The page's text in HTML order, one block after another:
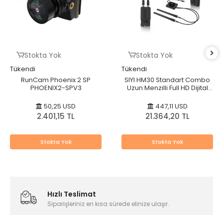
Stokta Yok
Tükendi
RunCam Phoenix 2 SP
PHOENIX2-SPV3
50,25 USD
2.401,15 TL
Stokta Yok
Stokta Yok
Tükendi
SIYI HM30 Standart Combo
Uzun Menzilli Full HD Dijital
1080p 60 fps 150 ms SBUS
PWM Mavlink Telemetri
447,11 USD
21.364,20 TL
Stokta Yok
Hızlı Teslimat
Siparişleriniz en kısa sürede elinize ulaşır.